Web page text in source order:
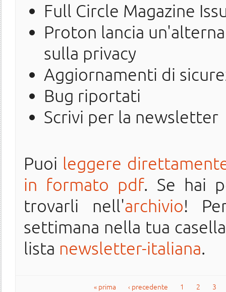
Full Circle Magazine
Proton lancia
sulla privacy
Aggiornamenti di
Bug riportati
Scrivi per la newsletter
Puoi leggere
in formato pdf. Se hai
trovarli nell'archivio!
settimana nella tua
lista newsletter-italiana.
« prima ‹ precedente 1 2 3